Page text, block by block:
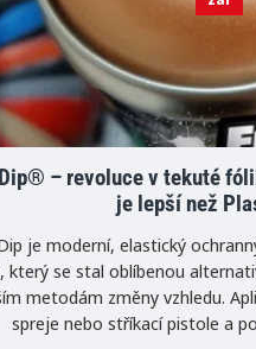
– revoluce v tekuté
je lepší než
je moderní, elastický
který se stal oblíbenou
metodám změny vzhledu.
spreje nebo stříkací pistole a